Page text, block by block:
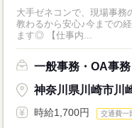
大手ゼネコンで、現場事務
教わるから安心♪今までの
ます◎ 【仕事内...
一般事務・OA事務
神奈川県川崎市川
時給1,700円 交通費一